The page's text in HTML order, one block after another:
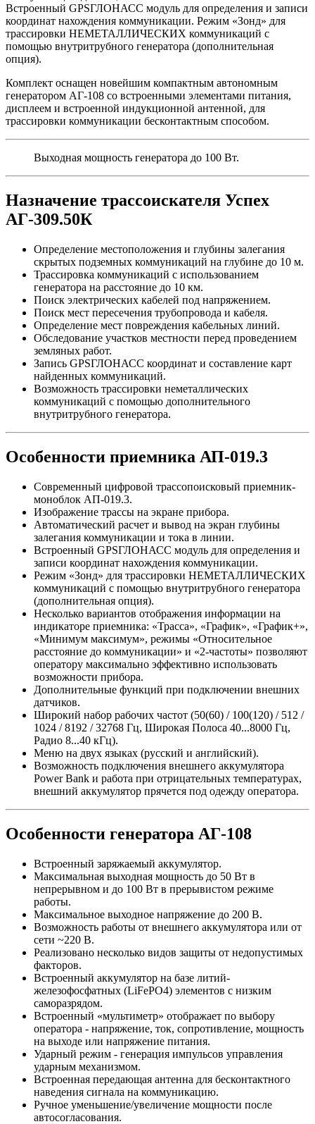
Встроенный GPSГЛОНАСС модуль для определения и записи
координат нахождения коммуникации. Режим «Зонд» для
трассировки НЕМЕТАЛЛИЧЕСКИХ коммуникаций с
помощью внутритрубного генератора (дополнительная
опция).
Комплект оснащен новейшим компактным автономным
генератором АГ-108 со встроенными элементами питания,
дисплеем и встроенной индукционной антенной, для
трассировки коммуникации бесконтактным способом.
Выходная мощность генератора до 100 Вт.
Назначение трассоискателя Успех
АГ-309.50К
Определение местоположения и глубины залегания
скрытых подземных коммуникаций на глубине до 10 м.
Трассировка коммуникаций с использованием
генератора на расстояние до 10 км.
Поиск электрических кабелей под напряжением.
Поиск мест пересечения трубопровода и кабеля.
Определение мест повреждения кабельных линий.
Обследование участков местности перед проведением
земляных работ.
Запись GPSГЛОНАСС координат и составление карт
найденных коммуникаций.
Возможность трассировки неметаллических
коммуникаций с помощью дополнительного
внутритрубного генератора.
Особенности приемника АП-019.3
Современный цифровой трассопоисковый приемник-
моноблок АП-019.3.
Изображение трассы на экране прибора.
Автоматический расчет и вывод на экран глубины
залегания коммуникации и тока в линии.
Встроенный GPSГЛОНАСС модуль для определения и
записи координат нахождения коммуникации.
Режим «Зонд» для трассировки НЕМЕТАЛЛИЧЕСКИХ
коммуникаций с помощью внутритрубного генератора
(дополнительная опция).
Несколько вариантов отображения информации на
индикаторе приемника: «Трасса», «График», «График+»,
«Минимум максимум», режимы «Относительное
расстояние до коммуникации» и «2-частоты» позволяют
оператору максимально эффективно использовать
возможности прибора.
Дополнительные функций при подключении внешних
датчиков.
Широкий набор рабочих частот (50(60) / 100(120) / 512 /
1024 / 8192 / 32768 Гц, Широкая Полоса 40...8000 Гц,
Радио 8...40 кГц).
Меню на двух языках (русский и английский).
Возможность подключения внешнего аккумулятора
Power Bank и работа при отрицательных температурах,
внешний аккумулятор прячется под одежду оператора.
Особенности генератора АГ-108
Встроенный заряжаемый аккумулятор.
Максимальная выходная мощность до 50 Вт в
непрерывном и до 100 Вт в прерывистом режиме
работы.
Максимальное выходное напряжение до 200 В.
Возможность работы от внешнего аккумулятора или от
сети ~220 В.
Реализовано несколько видов защиты от недопустимых
факторов.
Встроенный аккумулятор на базе литий-
железофосфатных (LiFePO4) элементов с низким
саморазрядом.
Встроенный «мультиметр» отображает по выбору
оператора - напряжение, ток, сопротивление, мощность
на выходе или напряжение питания.
Ударный режим - генерация импульсов управления
ударным механизмом.
Встроенная передающая антенна для бесконтактного
наведения сигнала на коммуникацию.
Ручное уменьшение/увеличение мощности после
автосогласования.